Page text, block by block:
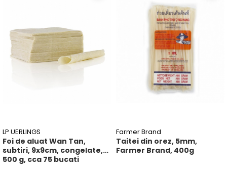
LP UERLINGS
Foi de aluat Wan Tan,
subtiri, 9x9cm, congelate,
500 g, cca 75 bucati
Farmer Brand
Taitei din orez, 5mm,
Farmer Brand, 400g